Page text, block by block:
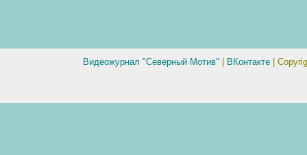
Видеожурнал "Северный Мотив" ВКонтакте|